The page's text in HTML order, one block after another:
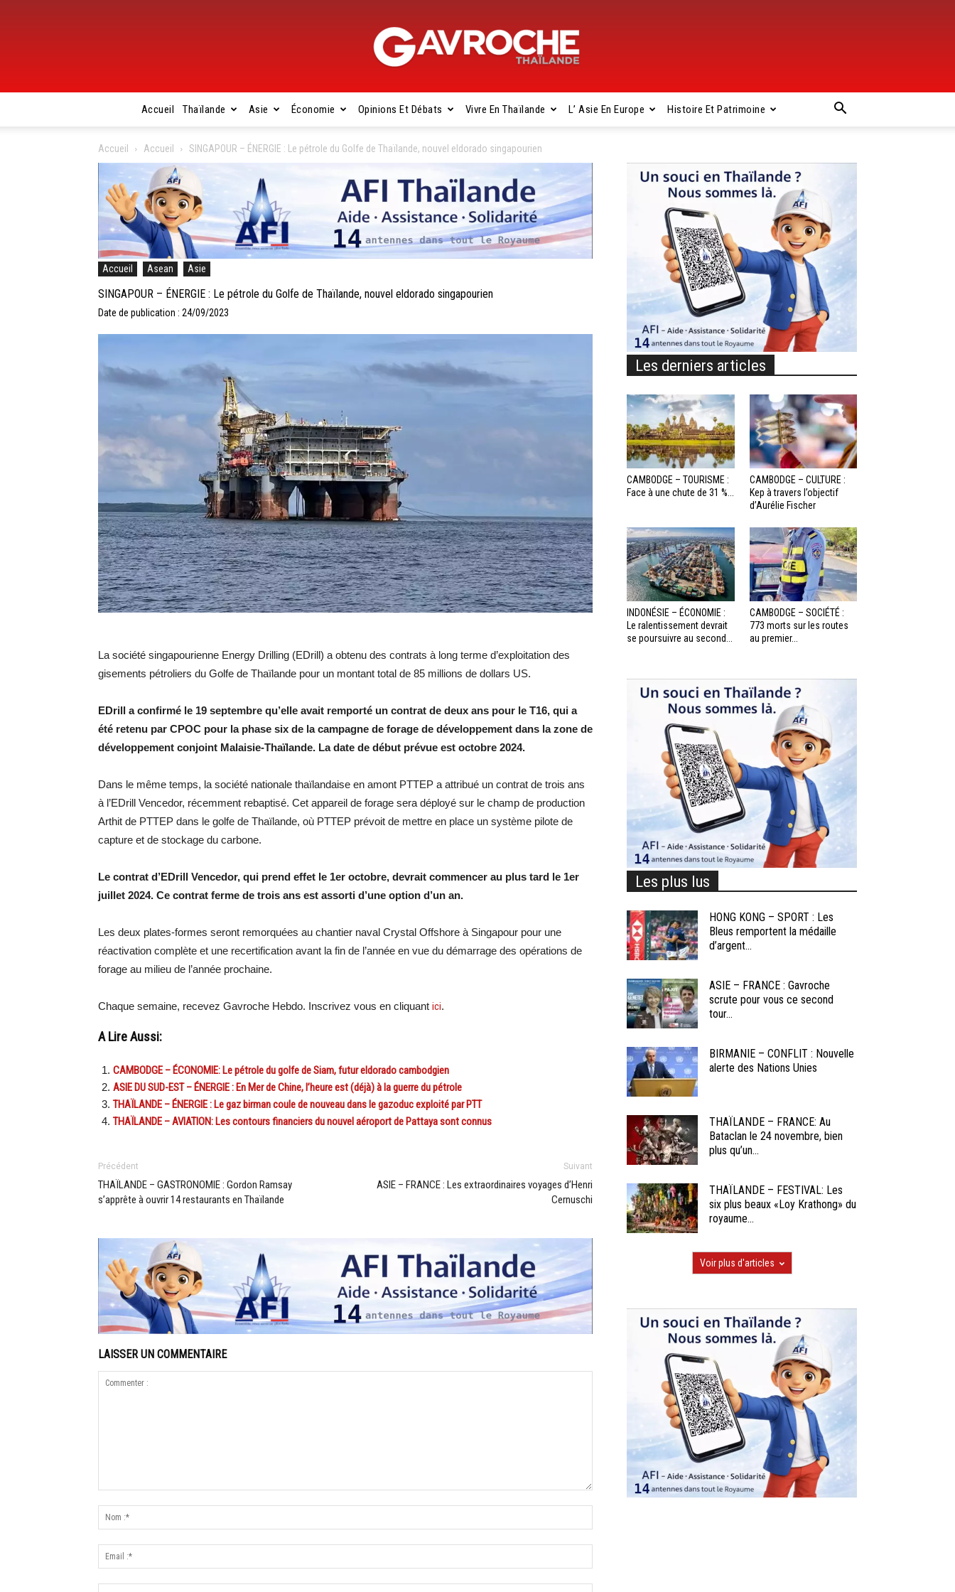
Gavroche
Thaïlande
Accueil Thaïlande Asie Économie Opinions Et Débats Vivre En Thaïlande L’ Asie En Europe Histoire Et Patrimoine
Accueil Accueil SINGAPOUR – ÉNERGIE : Le pétrole du Golfe de Thaïlande, nouvel eldorado singapourien
Accueil Asean Asie
SINGAPOUR – ÉNERGIE : Le pétrole du Golfe de Thaïlande, nouvel eldorado singapourien
Date de publication : 24/09/2023
La société singapourienne Energy Drilling (EDrill) a obtenu des contrats à long terme d’exploitation des
gisements pétroliers du Golfe de Thaïlande pour un montant total de 85 millions de dollars US.
EDrill a confirmé le 19 septembre qu’elle avait remporté un contrat de deux ans pour le T16, qui a
été retenu par CPOC pour la phase six de la campagne de forage de développement dans la zone de
développement conjoint Malaisie-Thaïlande. La date de début prévue est octobre 2024.
Dans le même temps, la société nationale thaïlandaise en amont PTTEP a attribué un contrat de trois ans
à l’EDrill Vencedor, récemment rebaptisé. Cet appareil de forage sera déployé sur le champ de production
Arthit de PTTEP dans le golfe de Thaïlande, où PTTEP prévoit de mettre en place un système pilote de
capture et de stockage du carbone.
Le contrat d’EDrill Vencedor, qui prend effet le 1er octobre, devrait commencer au plus tard le 1er
juillet 2024. Ce contrat ferme de trois ans est assorti d’une option d’un an.
Les deux plates-formes seront remorquées au chantier naval Crystal Offshore à Singapour pour une
réactivation complète et une recertification avant la fin de l’année en vue du démarrage des opérations de
forage au milieu de l’année prochaine.
Chaque semaine, recevez Gavroche Hebdo. Inscrivez vous en cliquant ici.
A Lire Aussi:
CAMBODGE – ÉCONOMIE: Le pétrole du golfe de Siam, futur eldorado cambodgien
ASIE DU SUD-EST – ÉNERGIE : En Mer de Chine, l’heure est (déjà) à la guerre du pétrole
THAÏLANDE – ÉNERGIE : Le gaz birman coule de nouveau dans le gazoduc exploité par PTT
THAÏLANDE – AVIATION: Les contours financiers du nouvel aéroport de Pattaya sont connus
Précédent
THAÏLANDE – GASTRONOMIE : Gordon Ramsay
s’apprête à ouvrir 14 restaurants en Thaïlande
Suivant
ASIE – FRANCE : Les extraordinaires voyages d’Henri
Cernuschi
LAISSER UN COMMENTAIRE
Les derniers articles
CAMBODGE – TOURISME :
Face à une chute de 31 %...
CAMBODGE – CULTURE :
Kep à travers l’objectif
d’Aurélie Fischer
INDONÉSIE – ÉCONOMIE :
Le ralentissement devrait
se poursuivre au second...
CAMBODGE – SOCIÉTÉ :
773 morts sur les routes
au premier...
Les plus lus
HONG KONG – SPORT : Les
Bleus remportent la médaille
d’argent...
ASIE – FRANCE : Gavroche
scrute pour vous ce second
tour...
BIRMANIE – CONFLIT : Nouvelle
alerte des Nations Unies
THAÏLANDE – FRANCE: Au
Bataclan le 24 novembre, bien
plus qu’un...
THAÏLANDE – FESTIVAL: Les
six plus beaux «Loy Krathong» du
royaume...
Voir plus d'articles